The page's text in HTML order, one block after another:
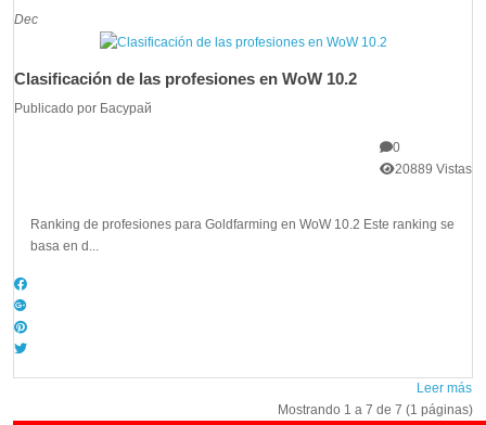
Dec
Clasificación de las profesiones en WoW 10.2
Publicado por Басурай
0
20889 Vistas
Ranking de profesiones para Goldfarming en WoW 10.2 Este ranking se
basa en d...
Leer más
Mostrando 1 a 7 de 7 (1 páginas)